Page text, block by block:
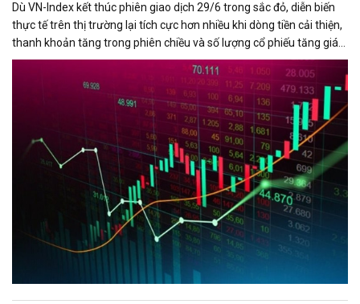
Dù VN-Index kết thúc phiên giao dịch 29/6 trong sắc đỏ, diễn biến
thực tế trên thị trường lại tích cực hơn nhiều khi dòng tiền cải thiện,
thanh khoản tăng trong phiên chiều và số lượng cổ phiếu tăng giá
chiếm ưu thế. Áp lực giảm điểm của chỉ số chủ yếu đến từ nhóm cổ
phiếu vốn hóa lớn, đặc biệt là VIC và VHM.